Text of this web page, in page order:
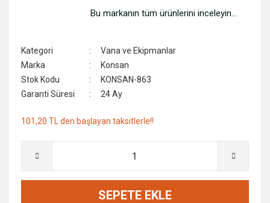
Bu markanın tüm ürünlerini inceleyin...
Kategori
Vana ve Ekipmanlar
Marka
Konsan
Stok Kodu
KONSAN-863
Garanti Süresi
24 Ay
101,20 TL den başlayan taksitlerle!!
SEPETE EKLE